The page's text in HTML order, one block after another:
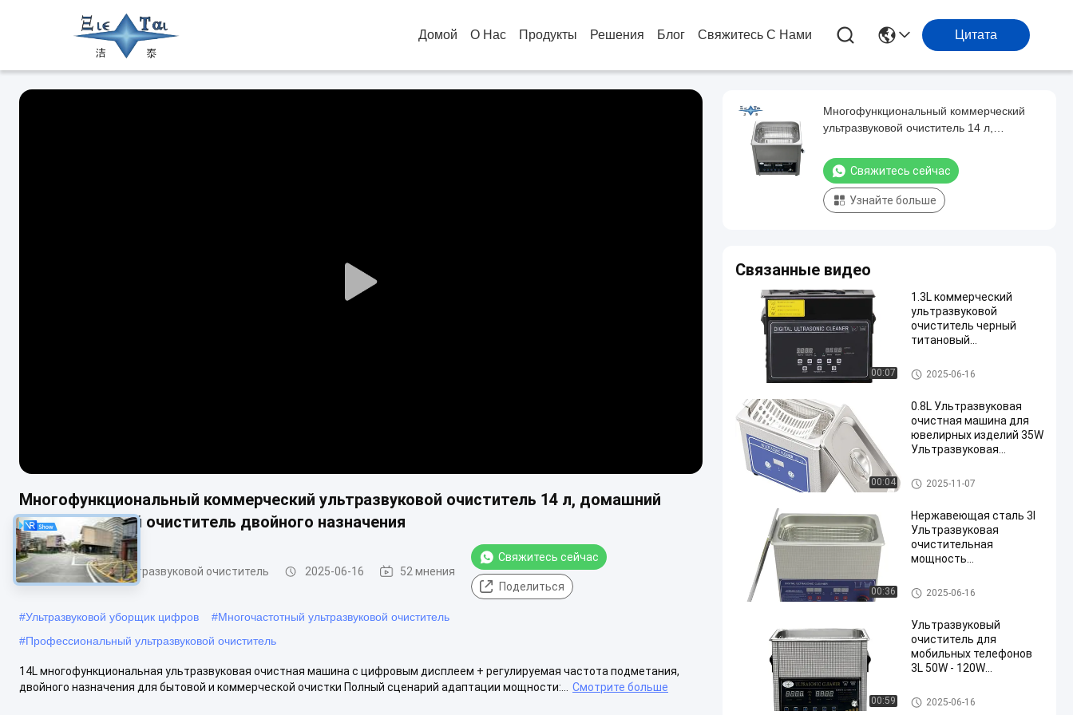
Домой О Нас Продукты Решения Блог Свяжитесь С Нами Цитата
Play
Многофункциональный коммерческий ультразвуковой очиститель 14 л, домашний
ультразвуковой очиститель двойного назначения
Коммерческий ультразвуковой очиститель 2025-06-16 52 мнения
Свяжитесь сейчас
Поделиться
#Ультразвуковой уборщик цифров #Многочастотный ультразвуковой очиститель
#Профессиональный ультразвуковой очиститель
14L многофункциональная ультразвуковая очистная машина с цифровым дисплеем + регулируемая частота подметания,
двойного назначения для бытовой и коммерческой очистки Полный сценарий адаптации мощности:...
Смотрите больше
Многофункциональный коммерческий
ультразвуковой очиститель 14 л,
двойного назначения
Свяжитесь сейчас
Узнайте больше
Связанные видео
00:07
1.3L коммерческий
ультразвуковой
очиститель черный
титановый
ультразвуковой
очиститель 60W
Коммерческий ультразвуков
ой очиститель
2025-06-16
00:04
0.8L Ультразвуковая
очистная машина для
ювелирных изделий 35W
Ультразвуковая
Коммерческий ультразвуков
ой очиститель
2025-11-07
00:36
Нержавеющая сталь 3l
Ультразвуковая
очистительная
мощность
ультразвуковые
очистители
Коммерческий ультразвуков
ой очиститель
2025-06-16
00:59
Ультразвуковый
очиститель для
мобильных телефонов
3L 50W - 120W
очиститель для
мобильных телефонов
Коммерческий ультразвуков
ой очиститель
2025-06-16